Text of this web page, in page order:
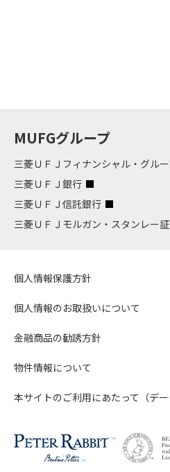
MUFGグループ
三菱ＵＦＪフィナンシャル・グル
三菱ＵＦＪ銀行
三菱ＵＦＪ信託銀行
三菱ＵＦＪモルガン・スタンレー
個人情報保護方針
個人情報のお取扱いについて
金融商品の勧誘方針
物件情報について
本サイトのご利用にあたって（デー